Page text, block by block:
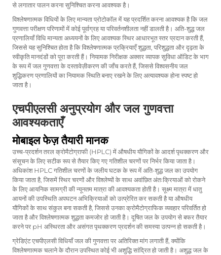
से लगातार पालन करना सुनिश्चित करना आवश्यक है।
विश्लेषणात्मक विधियों के लिए मान्यता प्रोटोकॉल में यह प्रदर्शित करना आवश्यक है कि जल
गुणवत्ता परीक्षण परिणामों में कोई पूर्वाग्रह या परिवर्तनशीलता नहीं डालती है। अति-शुद्ध जल
प्रणालियाँ विधि मान्यता अध्ययनों के लिए आवश्यक स्थिर आधारभूत स्तर प्रदान करती हैं,
जिससे यह सुनिश्चित होता है कि विश्लेषणात्मक प्रक्रियाएँ शुद्धता, परिशुद्धता और दृढ़ता के
स्वीकृति मानदंडों को पूरा करती हैं। नियामक निरीक्षक अक्सर व्यापक सुविधा ऑडिट के भाग
के रूप में जल गुणवत्ता के दस्तावेज़ीकरण की जाँच करते हैं, जिससे विश्वसनीय जल
शुद्धिकरण प्रणालियों का नियामक स्थिति बनाए रखने के लिए अत्यावश्यक होना स्पष्ट हो
जाता है।
एचपीएलसी अनुप्रयोग और जल गुणवत्ता
आवश्यकताएँ
मोबाइल फेज़ तैयारी मानक
उच्च-प्रदर्शन तरल क्रोमैटोग्राफी (HPLC) में औषधीय यौगिकों के आदर्श पृथक्करण और
संसूचन के लिए सटीक रूप से तैयार किए गए गतिशील चरणों पर निर्भर किया जाता है।
अधिकांश HPLC गतिशील चरणों के जलीय घटक के रूप में अति-शुद्ध जल का उपयोग
किया जाता है, जिसमें स्थिर चरणों और विश्लेष्यों के साथ अवांछित अंतःक्रियाओं को रोकने
के लिए आयनिक सामग्री की न्यूनतम मात्रा की आवश्यकता होती है। सूक्ष्म मात्रा में धातु
आयनों की उपस्थिति अपघटन अभिक्रियाओं को उत्प्रेरित कर सकती है या औषधीय
यौगिकों के साथ संकुल बना सकती है, जिससे उनका क्रोमैटोग्राफिक व्यवहार परिवर्तित हो
जाता है और विश्लेषणात्मक शुद्धता कमजोर हो जाती है। दूषित जल के उपयोग से बफर तैयार
करने पर pH अस्थिरता और असंगत पृथक्करण प्रदर्शन की समस्या उत्पन्न हो सकती है।
ग्रेडिएंट एचपीएलसी विधियाँ जल की गुणवत्ता पर अतिरिक्त मांग लगाती हैं, क्योंकि
विश्लेषणात्मक चलाने के दौरान उपस्थित कोई भी अशुद्धि सांद्रित हो जाती है। अशुद्ध जल के